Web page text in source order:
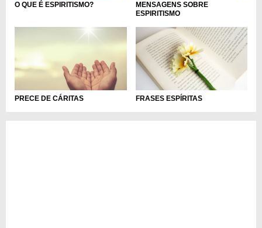
O QUE É ESPIRITISMO?
MENSAGENS SOBRE
ESPIRITISMO
PRECE DE CÁRITAS FRASES ESPÍRITAS